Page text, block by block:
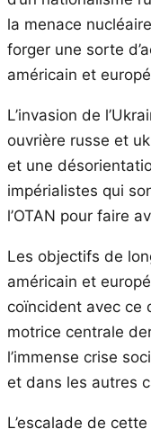
la menace
forger une sorte
américain et
L’invasion de
ouvrière russe et
et une
impérialistes qui
l’OTAN pour faire
Les objectifs de
américain et
coïncident avec ce
motrice centrale
l’immense crise
et dans les autres
L’escalade de